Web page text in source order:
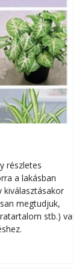
részletes
a lakásban
kiválasztásakor
megtudjuk,
stb.) van